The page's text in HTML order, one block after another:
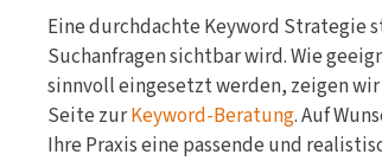
Eine durchdachte Keyword Strategie
Suchanfragen sichtbar wird. Wie
sinnvoll eingesetzt werden, zeigen
Seite zurKeyword-Beratung. Auf
Ihre Praxis eine passende und